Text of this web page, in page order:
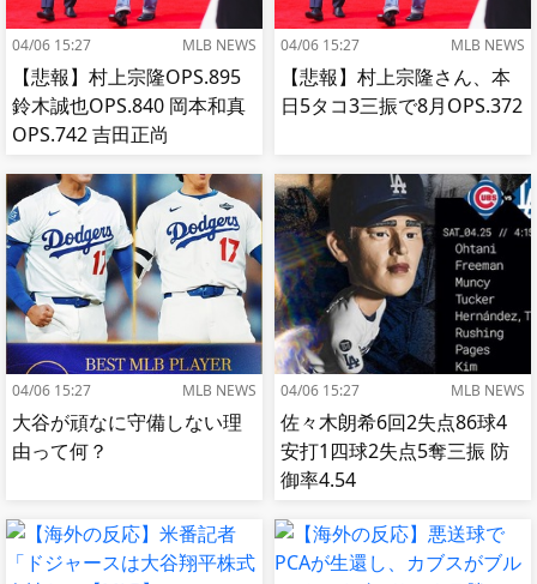
04/06 15:27 MLB NEWS
【悲報】村上宗隆OPS.895
鈴木誠也OPS.840 岡本和真
OPS.742 吉田正尚
04/06 15:27 MLB NEWS
【悲報】村上宗隆さん、本
日5タコ3三振で8月OPS.372
04/06 15:27 MLB NEWS
大谷が頑なに守備しない理
由って何？
04/06 15:27 MLB NEWS
佐々木朗希6回2失点86球4
安打1四球2失点5奪三振 防
御率4.54